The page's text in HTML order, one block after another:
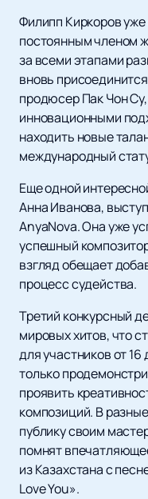
Филипп Киркоров
постоянным членом
за всеми этапами
вновь
продюсер Пак Чон
инновационными
находить новые
международный
Еще одной
Анна Иванова,
AnyaNova. Она уже
успешный
взгляд обещает
процесс судейства.
Третий конкурсный
мировых хитов, что
для участников от
только
проявить
композиций. В
публику своим
помнят
из Казахстана с
Love You».